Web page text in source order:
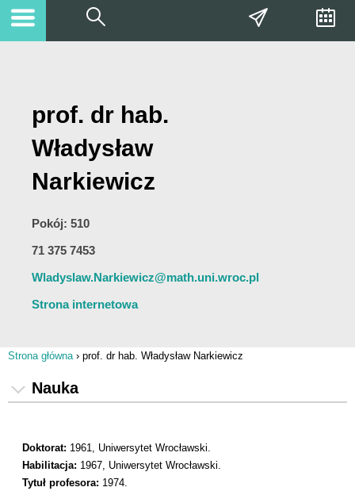
prof. dr hab.
Władysław
Narkiewicz
Pokój: 510
71 375 7453
Wladyslaw.Narkiewicz@math.uni.wroc.pl
Strona internetowa
Strona główna› prof. dr hab. Władysław Narkiewicz
Nauka
Doktorat: 1961, Uniwersytet Wrocławski.
Habilitacja: 1967, Uniwersytet Wrocławski.
Tytuł profesora: 1974.